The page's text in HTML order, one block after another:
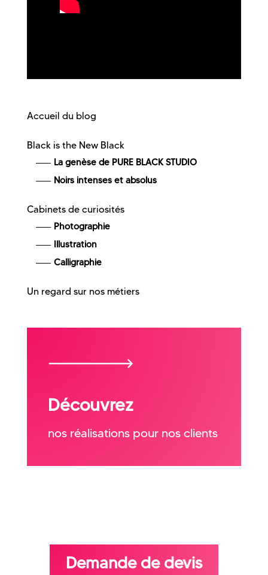
Accueil du blog
Black is the New Black
La genèse de PURE BLACK STUDIO
Noirs intenses et absolus
Cabinets de curiosités
Photographie
Illustration
Calligraphie
Un regard sur nos métiers
Découvrez
nos réalisations pour nos clients
Demande de devis